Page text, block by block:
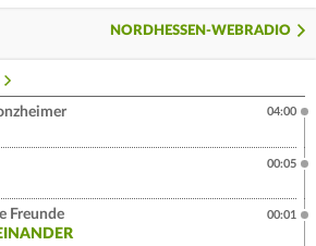
NORDHESSEN-WEBRADIO
04:00
00:05
Freunde
00:01